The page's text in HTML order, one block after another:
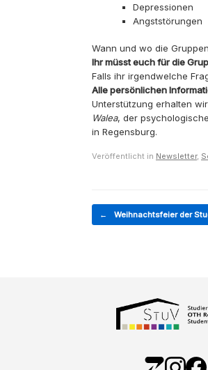
Depressionen
Angststörungen
Wann und wo die
Ihr müsst euch für die
Falls ihr irgendwelche
Alle persönlichen
Unterstützung erhalten
Walea, der
in Regensburg.
Veröffentlicht in Newsletter,
Beitragsnavigation
← Weihnachtsfeier der